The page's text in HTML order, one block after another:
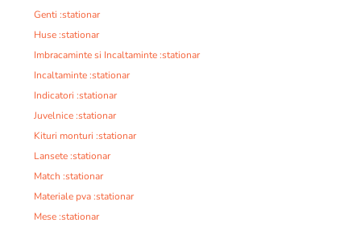
Genti :stationar
Huse :stationar
Imbracaminte si Incaltaminte :stationar
Incaltaminte :stationar
Indicatori :stationar
Juvelnice :stationar
Kituri monturi :stationar
Lansete :stationar
Match :stationar
Materiale pva :stationar
Mese :stationar